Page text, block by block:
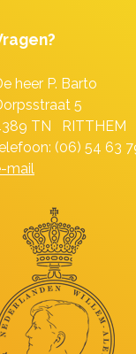
heer P. Barto
5
TN RITTHEM
(06) 54 63
mail